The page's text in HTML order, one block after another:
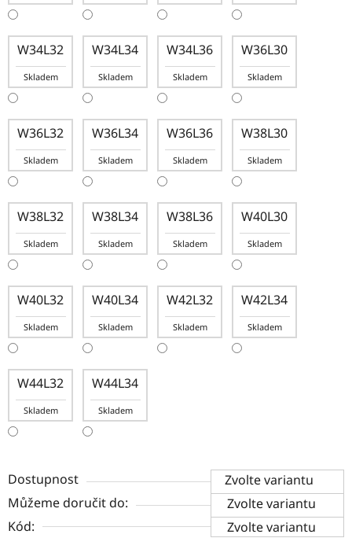
W34L32
Skladem
W34L34
Skladem
W34L36
Skladem
W36L30
Skladem
W36L32
Skladem
W36L34
Skladem
W36L36
Skladem
W38L30
Skladem
W38L32
Skladem
W38L34
Skladem
W38L36
Skladem
W40L30
Skladem
W40L32
Skladem
W40L34
Skladem
W42L32
Skladem
W42L34
Skladem
W44L32
Skladem
W44L34
Skladem
Dostupnost
Zvolte variantu
Můžeme doručit do:
Zvolte variantu
Kód:
Zvolte variantu